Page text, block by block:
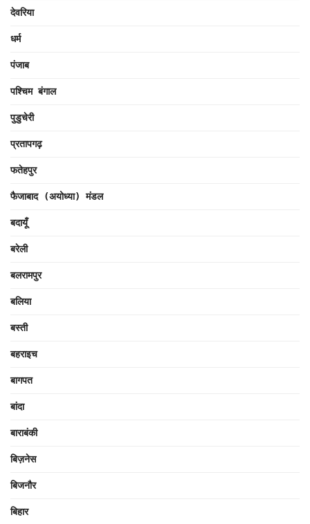
देवरिया
धर्म
पंजाब
पश्चिम बंगाल
पुडुचेरी
प्रतापगढ़
फतेहपुर
फैजाबाद (अयोध्या) मंडल
बदायूँ
बरेली
बलरामपुर
बलिया
बस्ती
बहराइच
बागपत
बांदा
बाराबंकी
बिज़नेस
बिजनौर
बिहार